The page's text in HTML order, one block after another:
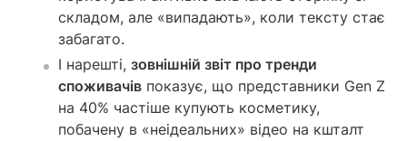
складом, але «випадають», коли тексту стає
забагато.
І нарешті, зовнішній звіт про тренди
споживачів показує, що представники Gen Z
на 40% частіше купують косметику,
побачену в «неідеальних» відео на кшталт